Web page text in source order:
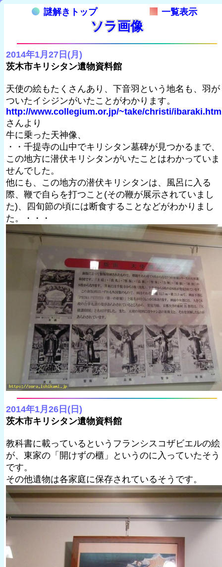
謎解きトップ 一覧表示
ソラ画像
2014年1月27日(月)
茨木市キリシタン遺物資料館
天使の絵もたくさんあり、下音羽という地名も、羽が
ついたイシジンがいたことがわかります。
http://www.collegium.or.jp/~take/christi/
さんより
牛に乗った天神像、
・・千提寺の山中でキリシタン墓碑が見つかるまで、
この地方に潜伏キリシタンがいたことはわかっていま
せんでした。
他にも、この地方の潜伏キリシタンは、風呂に入る
際、鞭で自らを打つこと(その鞭が展示されていまし
た)、四旬節の頃には断食することなどがわかりまし
た。・・・
2014年1月26日(日)
茨木市キリシタン遺物資料館
教科書に載っているというフランシスコザビエルの絵
が、東家の「開けずの櫃」というのに入っていたそう
です。
その他遺物は各家庭に保存されているそうです。